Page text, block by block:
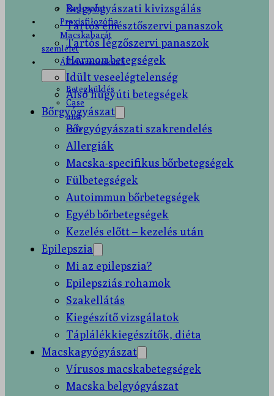
Kapcsolat
Praxisfilozófia
Macskabarát
szemlélet
Állatorvosoknak
Betegküldés
Case
and
cafe
Belgyógyászati kivizsgálás
Tartós emésztőszervi panaszok
Tartós légzőszervi panaszok
Hormon betegségek
Idült veseelégtelenség
Alsó húgyúti betegségek
Bőrgyógyászat
Bőrgyógyászati szakrendelés
Allergiák
Macska-specifikus bőrbetegségek
Fülbetegségek
Autoimmun bőrbetegségek
Egyéb bőrbetegségek
Kezelés előtt – kezelés után
Epilepszia
Mi az epilepszia?
Epilepsziás rohamok
Szakellátás
Kiegészítő vizsgálatok
Táplálékkiegészítők, diéta
Macskagyógyászat
Vírusos macskabetegségek
Macska belgyógyászat